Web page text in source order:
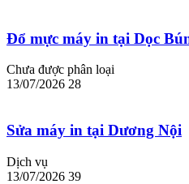
Đổ mực máy in tại Dọc
Chưa được phân loại
13/07/2026 28
Sửa máy in tại Dương Nội
Dịch vụ
13/07/2026 39